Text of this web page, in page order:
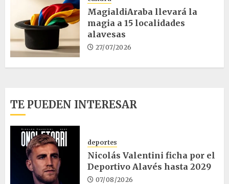
MagialdiAraba llevará la
magia a 15 localidades
alavesas
27/07/2026
TE PUEDEN INTERESAR
deportes
Nicolás Valentini ficha por el
Deportivo Alavés hasta 2029
07/08/2026